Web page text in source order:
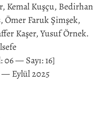
Kemal Kuşçu, Bedirhan
Ömer Faruk Şimşek,
Kaşer, Yusuf Örnek.
06 — Sayı: 16]
— Eylül 2025